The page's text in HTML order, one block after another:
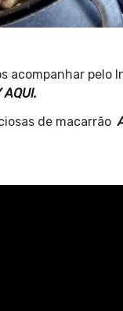
acompanhar pelo
AQUI.
de macarrão